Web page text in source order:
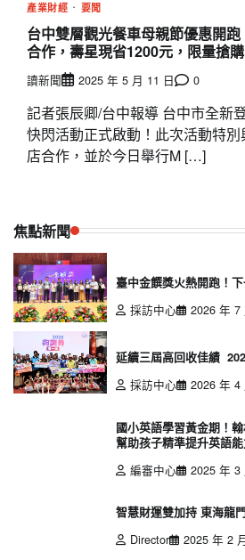
產業財經 要聞
台中雙層觀光餐車母親節優惠開
合作，壽星現省1200元，限量搶購
讀新聞 2025 年 5 月 11 日 0
記者張辰卿/台中報導 台中市全新
快閃活動正式啟動！此次活動特
店合作，並於今日舉行M […]
焦點新聞
臺中金饌獎火熱開跑！
採訪中心
2026 年 7
延續三屆高回收佳績
採訪中心
2026 年 4
國小英語學習黃金期！
幫助孩子精準提升英語
編審中心
2025 年 3
智慧財運雙加持 東海龍
Director
2025 年 2